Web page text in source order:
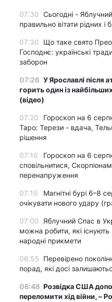
07:30 Сьогодні -
правильно вітати рідних і
07:30
Що таке свято
Господнє: українські
заборон
07:26 У Ярославлі після
горить один із
(відео)
07:20
Гороскоп на 6
Таро: Терези - вдача,
рішення
07:10
Гороскоп на 6
сповільнитися,
перенапруження
07:10
Магнітні бурі 6–8
очікувати нового удару
07:00 Яблучний Спас в
можна робити, які існують
народні прикмети
06:55 Перевірено
порад, які досі
06:48 Розвідка США
переломити хід війни, –